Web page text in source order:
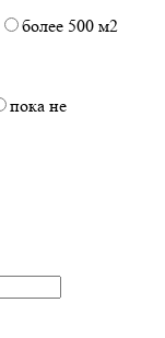
более 500 м2
пока не